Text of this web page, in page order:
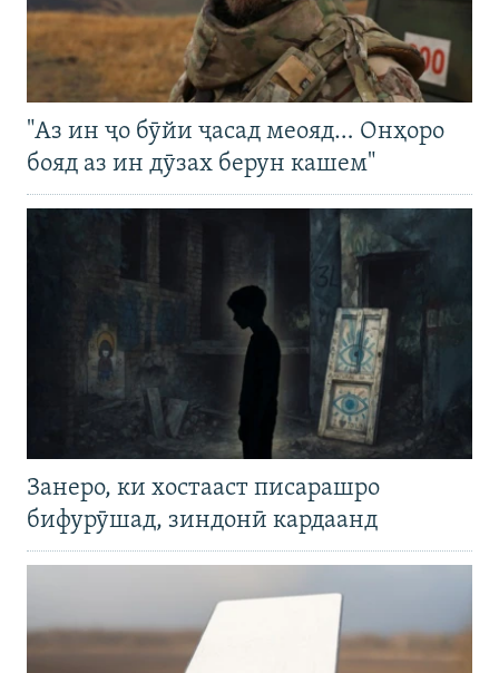
"Аз ин ҷо бӯйи ҷасад меояд… Онҳоро
бояд аз ин дӯзах берун кашем"
Занеро, ки хостааст писарашро
бифурӯшад, зиндонӣ кардаанд